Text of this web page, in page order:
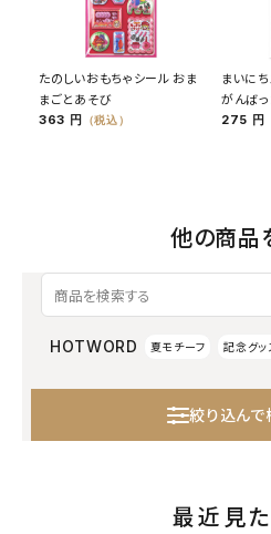
たのしいおもちゃシール おま
まごとあそび
363 円 （税込）
まいに
がんば
275 円
他の商品
HOTWORD 夏モチーフ 記念グッ
絞り込んで
最近見